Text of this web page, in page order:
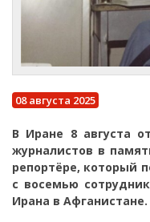
08 августа 2025
В Иране 8 августа
журналистов в
репортёре, который
с восемью
Ирана в Афганистане.